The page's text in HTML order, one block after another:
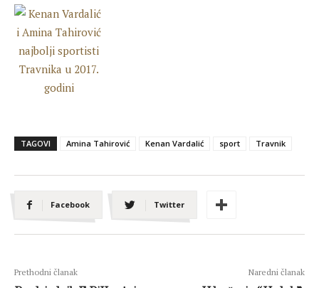
TAGOVI Amina Tahirović Kenan Vardalić sport Travnik
Facebook Twitter
Prethodni članak Naredni članak